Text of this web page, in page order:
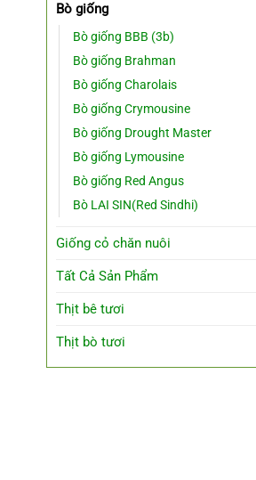
Bò giống
Bò giống BBB (3b)
Bò giống Brahman
Bò giống Charolais
Bò giống Crymousine
Bò giống Drought Master
Bò giống Lymousine
Bò giống Red Angus
Bò LAI SIN(Red Sindhi)
Giống cỏ chăn nuôi
Tất Cả Sản Phẩm
Thịt bê tươi
Thịt bò tươi